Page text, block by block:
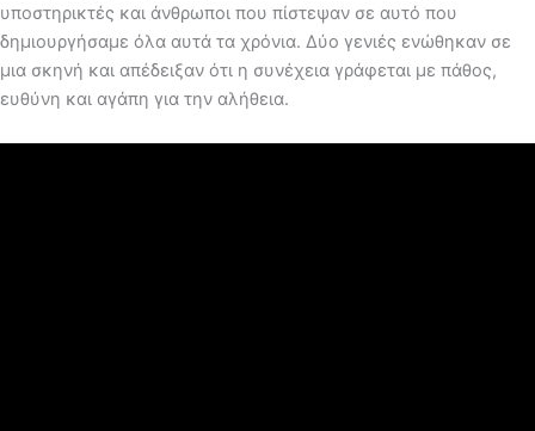
υποστηρικτές και άνθρωποι που πίστεψαν σε αυτό που
δημιουργήσαμε όλα αυτά τα χρόνια. Δύο γενιές ενώθηκαν σε
μια σκηνή και απέδειξαν ότι η συνέχεια γράφεται με πάθος,
ευθύνη και αγάπη για την αλήθεια.